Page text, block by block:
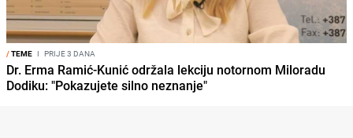
/TEME I PRIJE 3 DANA
Dr. Erma Ramić-Kunić održala lekciju notornom Miloradu
Dodiku: "Pokazujete silno neznanje"